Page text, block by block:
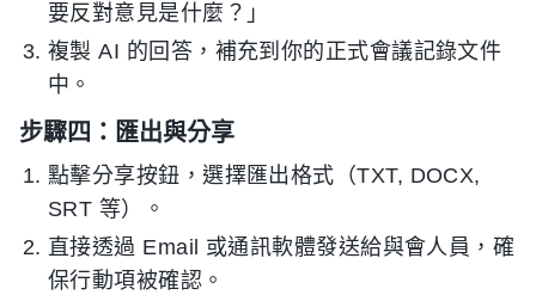
要反對意見是什麼？」
複製 AI 的回答，補充到你的正式會議記錄文件
中。
步驟四：匯出與分享
點擊分享按鈕，選擇匯出格式（TXT, DOCX,
SRT 等）。
直接透過 Email 或通訊軟體發送給與會人員，確
保行動項被確認。